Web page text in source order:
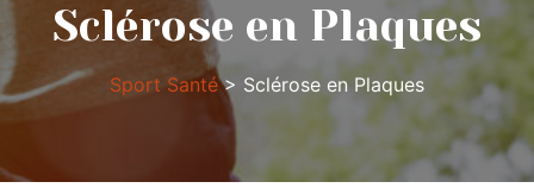
Sclérose en Plaques
Sport Santé> Sclérose en Plaques